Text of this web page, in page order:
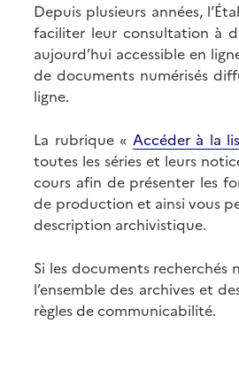
Depuis plusieurs années,
faciliter leur consultation à
aujourd’hui accessible en
de documents numérisés
ligne.
La rubrique « Accéder à la
toutes les séries et leurs
cours afin de présenter les
de production et ainsi vous
description archivistique.
Si les documents recherchés
l’ensemble des archives et
règles de communicabilité.